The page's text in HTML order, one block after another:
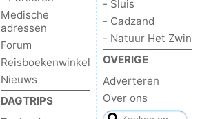
Medische
adressen
Forum
Reisboekenwinkel
Nieuws
DAGTRIPS
- Sluis
- Cadzand
- Natuur Het Zwin
OVERIGE
Adverteren
Over ons